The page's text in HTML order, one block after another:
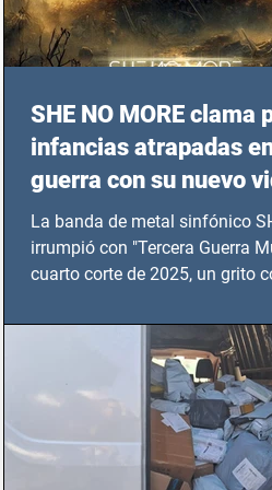
SHE NO MORE clama
infancias atrapadas
guerra con su nuevo
TERCERA GUERRA
La banda de metal sinfónico
irrumpió con "Tercera Guerra
cuarto corte de 2025, un grito
en epicentros bélicos.